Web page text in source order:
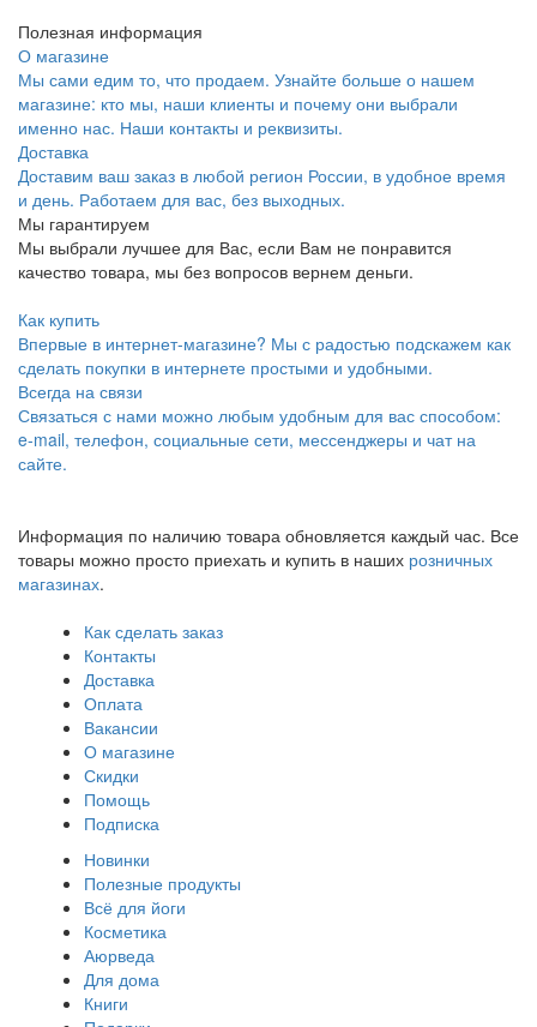
Полезная информация
О магазине
Мы сами едим то, что продаем. Узнайте больше о нашем
магазине: кто мы, наши клиенты и почему они выбрали
именно нас. Наши контакты и реквизиты.
Доставка
Доставим ваш заказ в любой регион России, в удобное время
и день. Работаем для вас, без выходных.
Мы гарантируем
Мы выбрали лучшее для Вас, если Вам не понравится
качество товара, мы без вопросов вернем деньги.
Как купить
Впервые в интернет-магазине? Мы с радостью подскажем как
сделать покупки в интернете простыми и удобными.
Всегда на связи
Связаться с нами можно любым удобным для вас способом:
e-mail, телефон, социальные сети, мессенджеры и чат на
сайте.
Информация по наличию товара обновляется каждый час. Все
товары можно просто приехать и купить в наших розничных
магазинах.
Как сделать заказ
Контакты
Доставка
Оплата
Вакансии
О магазине
Скидки
Помощь
Подписка
Новинки
Полезные продукты
Всё для йоги
Косметика
Аюрведа
Для дома
Книги